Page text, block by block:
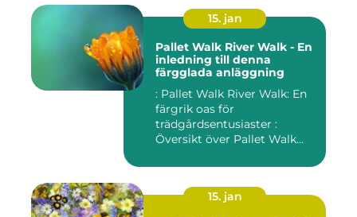
15. jan
Pallet Walk River Walk - En
inledning till denna
färgglada anläggning
: Pallet Walk River Walk: En
färgrik oas för
trädgårdsentusiaster :
Översikt över Pallet Walk
15. jan